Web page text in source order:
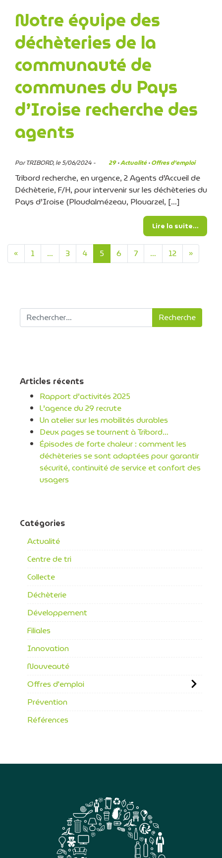
Notre équipe des
déchèteries de la
communauté de
communes du Pays
d’Iroise recherche des
agents
Par TRIBORD, le 5/06/2024 - 29·Actualité·Offres d'emploi
Tribord recherche, en urgence, 2 Agents d’Accueil de
Déchèterie, F/H, pour intervenir sur les déchèteries du
Pays d’Iroise (Ploudalmézeau, Plouarzel, […]
Lire la suite…from
Navigation dans les
« 1 … 3 4 5 6 7 … 12 »
Recherche pour :
Articles récents
Rapport d’activités 2025
L’agence du 29 recrute
Un atelier sur les mobilités durables
Deux pages se tournent à Tribord…
Épisodes de forte chaleur : comment les
déchèteries se sont adaptées pour garantir
sécurité, continuité de service et confort des
usagers
Catégories
Actualité
Centre de tri
Collecte
Déchèterie
Développement
Filiales
Innovation
Nouveauté
Offres d'emploi
Prévention
Références